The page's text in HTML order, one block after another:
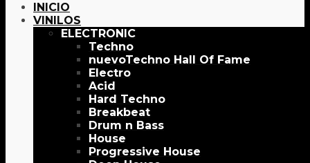
INICIO
VINILOS
ELECTRONIC
Techno
Techno Hall Of Fame
Electro
Acid
Hard Techno
Breakbeat
Drum n Bass
House
Progressive House